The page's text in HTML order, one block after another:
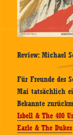
Review: Michael
Für Freunde des
Mai tatsächlich
Bekannte
Isbell & The 400
Earle & The Dukes